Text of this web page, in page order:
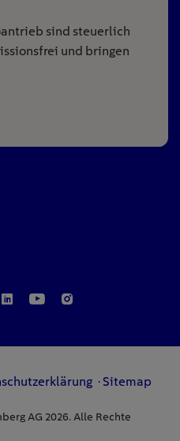
sind steuerlich
und bringen
Sitemap
AG 2026. Alle Rechte